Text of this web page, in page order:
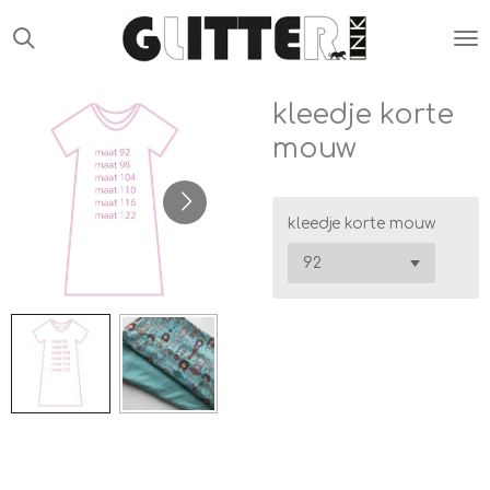
direct
hoofdinhoud
kleedje korte
mouw
kleedje korte mouw